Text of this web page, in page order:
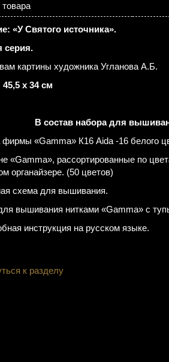
«У Святого источника».
серия.
картины художника Угланова А.Б.
х 34 см
В состав набора для
фирмы «Gamma» К16 Aida -16 белого
«Gamma», рассортированные по
органайзере. (50 цветов)
схема для вышивания.
вышивания нитками «Gamma» с
инструкция на русском языке.
к разделу